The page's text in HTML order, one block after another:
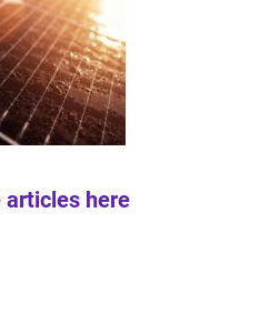
articles here